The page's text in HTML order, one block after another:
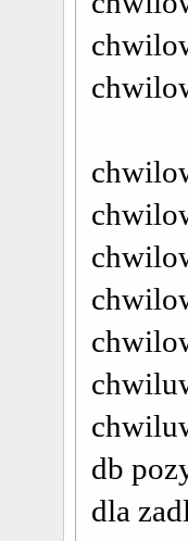
db
dla